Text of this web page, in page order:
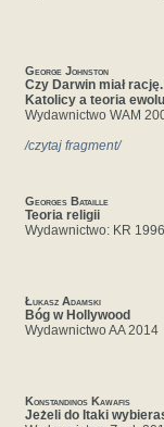
George Johnston
Czy Darwin miał rację.
Katolicy a teoria
Wydawnictwo WAM
/czytaj fragment/
Georges Bataille
Teoria religii
Wydawnictwo: KR 1996
Łukasz Adamski
Bóg w Hollywood
Wydawnictwo AA 2014
Konstandinos Kawafis
Jeżeli‎ ‎do‎ ‎Itaki